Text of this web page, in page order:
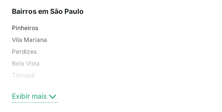
Bairros em São Paulo
Pinheiros
Vila Mariana
Perdizes
Bela Vista
Tatuapé
Centro
Exibir mais